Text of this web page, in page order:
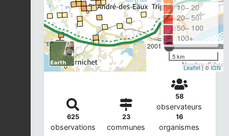
2001
Nombre
10– 20
20– 50
50– 100
100+
5 km
Leaflet| ©IGN
625
observations
23
communes
58
observateurs
16
organismes